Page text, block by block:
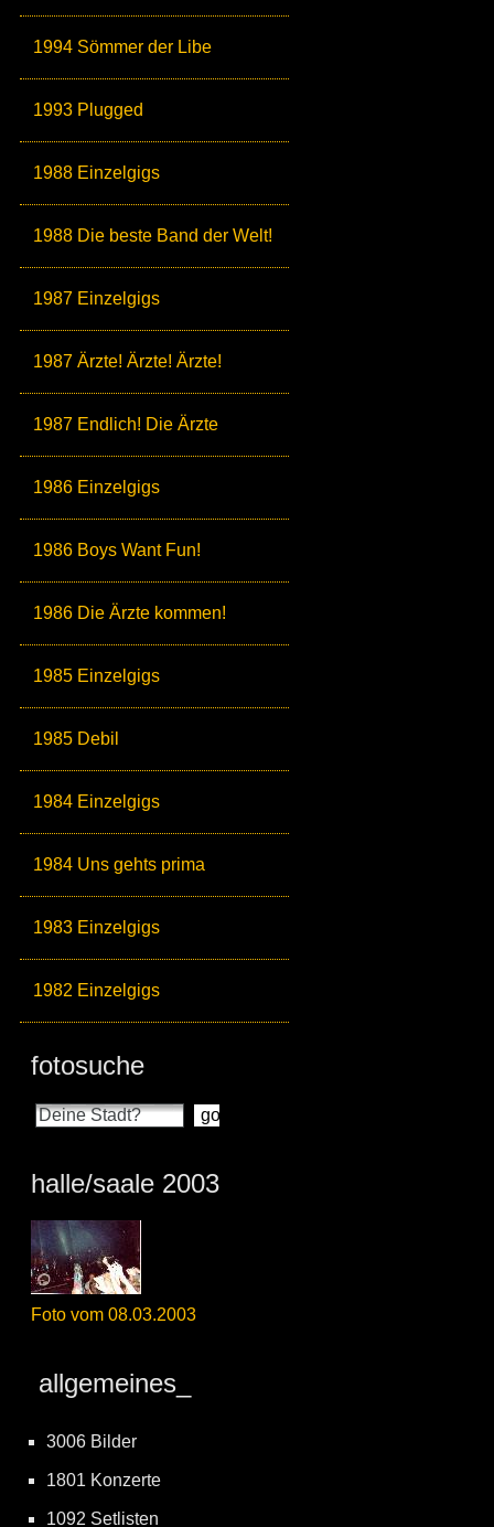
1994 Sömmer der Libe
1993 Plugged
1988 Einzelgigs
1988 Die beste Band der Welt!
1987 Einzelgigs
1987 Ärzte! Ärzte! Ärzte!
1987 Endlich! Die Ärzte
1986 Einzelgigs
1986 Boys Want Fun!
1986 Die Ärzte kommen!
1985 Einzelgigs
1985 Debil
1984 Einzelgigs
1984 Uns gehts prima
1983 Einzelgigs
1982 Einzelgigs
fotosuche
halle/saale 2003
Foto vom 08.03.2003
allgemeines_
3006 Bilder
1801 Konzerte
1092 Setlisten